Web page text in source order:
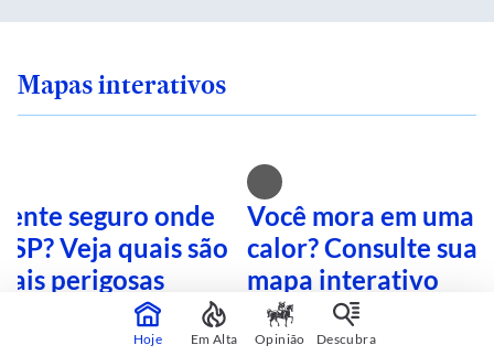
Mapas interativos
seguro onde
SP? Veja quais são
perigosas
Você mora em uma
calor? Consulte sua
mapa interativo
Hoje Em Alta Opinião Descubra